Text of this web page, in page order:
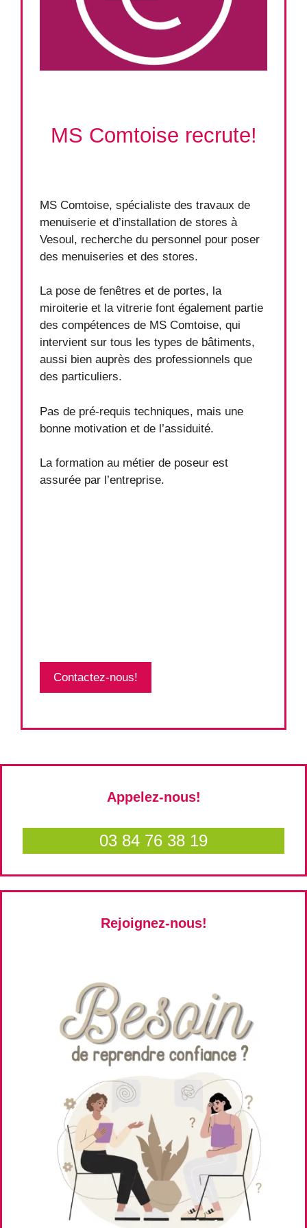
MS Comtoise recrute!
MS Comtoise, spécialiste des travaux de
menuiserie et d’installation de stores à
Vesoul, recherche du personnel pour poser
des menuiseries et des stores.
La pose de fenêtres et de portes, la
miroiterie et la vitrerie font également partie
des compétences de MS Comtoise, qui
intervient sur tous les types de bâtiments,
aussi bien auprès des professionnels que
des particuliers.
Pas de pré-requis techniques, mais une
bonne motivation et de l’assiduité.
La formation au métier de poseur est
assurée par l’entreprise.
Contactez-nous!
Appelez-nous!
03 84 76 38 19
Rejoignez-nous!